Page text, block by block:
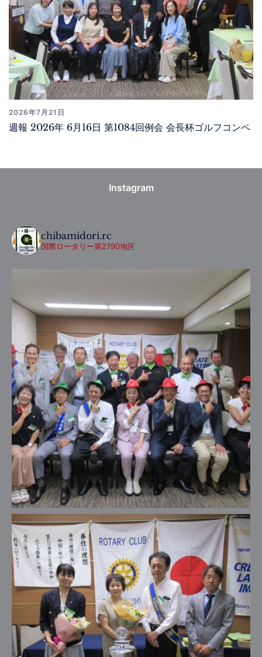
2026年7月21日
週報 2026年 6月16日 第1084回例会 会長杯ゴルフコンペ
Instagram
chibamidori.rc
国際ロータリー第2790地区